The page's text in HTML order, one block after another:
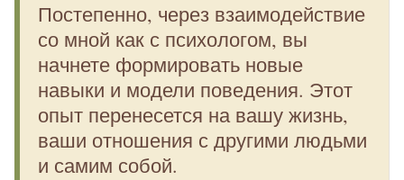
Постепенно, через взаимодействие
со мной как с психологом, вы
начнете формировать новые
навыки и модели поведения. Этот
опыт перенесется на вашу жизнь,
ваши отношения с другими людьми
и самим собой.